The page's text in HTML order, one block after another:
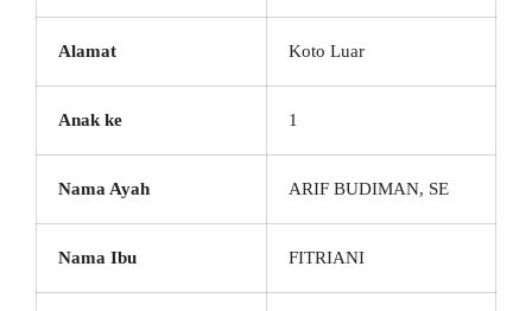
Alamat Koto Luar
Anak ke 1
Nama Ayah ARIF BUDIMAN, SE
Nama Ibu FITRIANI